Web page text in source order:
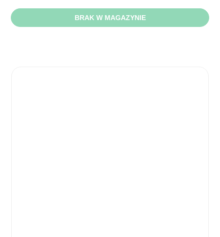
BRAK W MAGAZYNIE